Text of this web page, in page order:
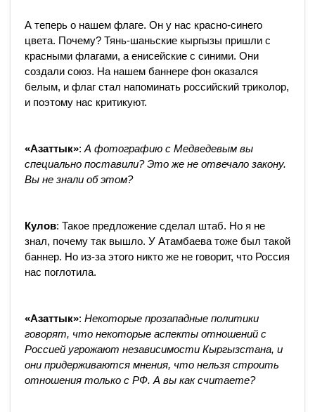
А теперь о нашем флаге. Он у нас красно-синего
цвета. Почему? Тянь-шаньские кыргызы пришли с
красными флагами, а енисейские с синими. Они
создали союз. На нашем баннере фон оказался
белым, и флаг стал напоминать российский триколор,
и поэтому нас критикуют.
«Азаттык»: А фотографию с Медведевым вы
специально поставили? Это же не отвечало закону.
Вы не знали об этом?
Кулов: Такое предложение сделал штаб. Но я не
знал, почему так вышло. У Атамбаева тоже был такой
баннер. Но из-за этого никто же не говорит, что Россия
нас поглотила.
«Азаттык»: Некоторые прозападные политики
говорят, что некоторые аспекты отношений с
Россией угрожают независимости Кыргызстана, и
они придерживаются мнения, что нельзя строить
отношения только с РФ. А вы как считаете?